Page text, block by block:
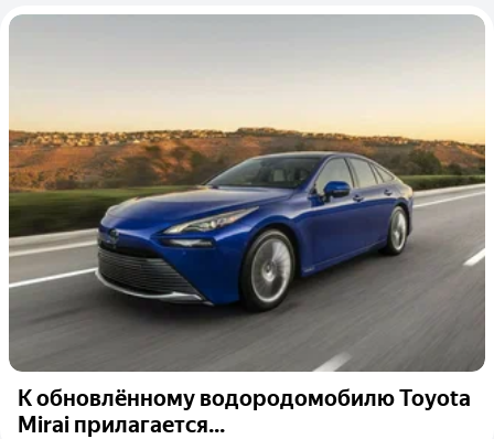
К обновлённому водородомобилю Toyota
Mirai прилагается...